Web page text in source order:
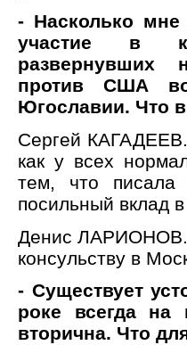
- Насколько
участие в
развернувших
против США
Югославии. Что
Сергей
как у всех
тем, что писала
посильный вклад
Денис ЛАРИОНОВ.
консульству в
- Существует
роке всегда на
вторична. Что